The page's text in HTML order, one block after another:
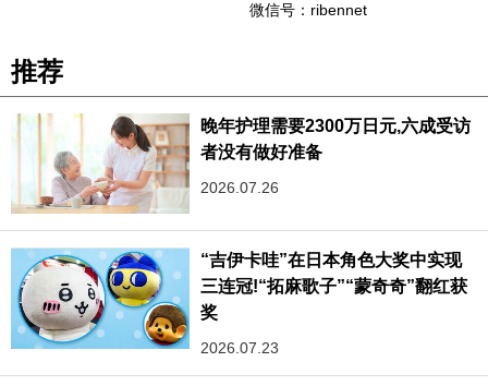
微信号：ribennet
推荐
晚年护理需要2300万日元,六成受访
者没有做好准备
2026.07.26
“吉伊卡哇”在日本角色大奖中实现
三连冠!“拓麻歌子”“蒙奇奇”翻红获
奖
2026.07.23